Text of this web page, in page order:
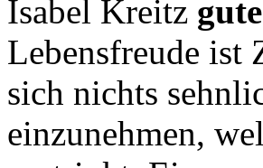
Isabel Kreitz gute
Lebensfreude ist
sich nichts
einzunehmen,